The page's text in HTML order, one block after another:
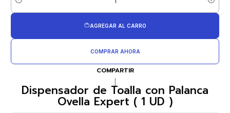
Cantidad
AGREGAR AL CARRO
COMPRAR AHORA
COMPARTIR
Dispensador de Toalla con Palanca
Ovella Expert ( 1 UD )